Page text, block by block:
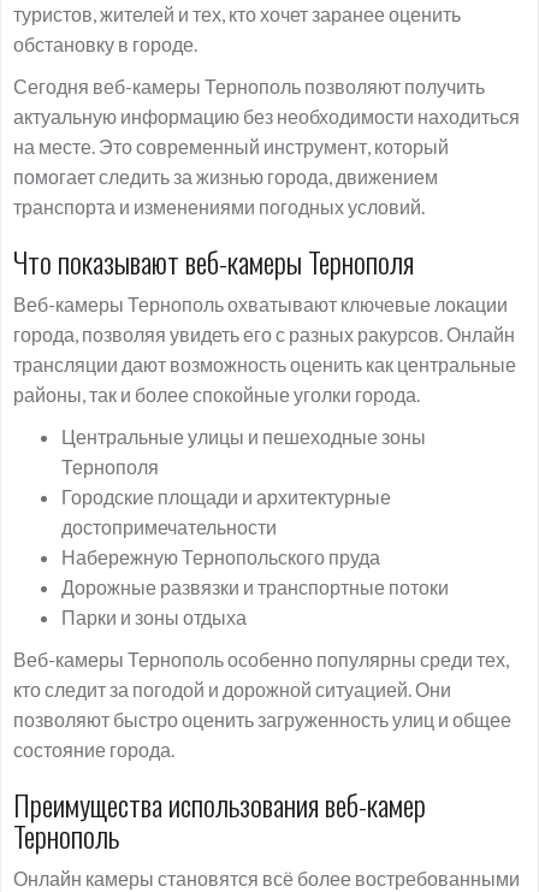
туристов, жителей и тех, кто хочет заранее оценить
обстановку в городе.
Сегодня веб-камеры Тернополь позволяют получить
актуальную информацию без необходимости находиться
на месте. Это современный инструмент, который
помогает следить за жизнью города, движением
транспорта и изменениями погодных условий.
Что показывают веб-камеры Тернополя
Веб-камеры Тернополь охватывают ключевые локации
города, позволяя увидеть его с разных ракурсов. Онлайн
трансляции дают возможность оценить как центральные
районы, так и более спокойные уголки города.
Центральные улицы и пешеходные зоны
Тернополя
Городские площади и архитектурные
достопримечательности
Набережную Тернопольского пруда
Дорожные развязки и транспортные потоки
Парки и зоны отдыха
Веб-камеры Тернополь особенно популярны среди тех,
кто следит за погодой и дорожной ситуацией. Они
позволяют быстро оценить загруженность улиц и общее
состояние города.
Преимущества использования веб-камер
Тернополь
Онлайн камеры становятся всё более востребованными